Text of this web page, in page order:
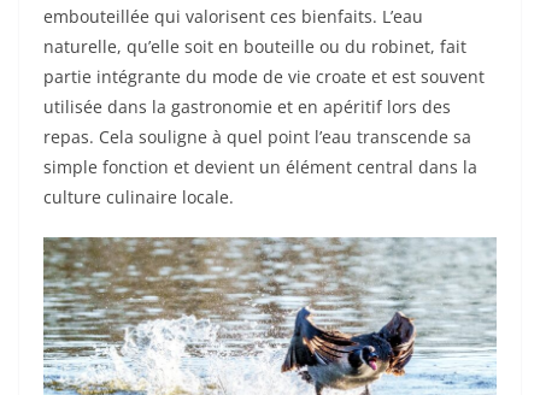
embouteillée qui valorisent ces bienfaits. L’eau
naturelle, qu’elle soit en bouteille ou du robinet, fait
partie intégrante du mode de vie croate et est souvent
utilisée dans la gastronomie et en apéritif lors des
repas. Cela souligne à quel point l’eau transcende sa
simple fonction et devient un élément central dans la
culture culinaire locale.